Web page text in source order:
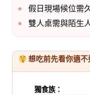
假日現場候位需
雙人桌需與陌生
想吃前先看你適不
獨食族：